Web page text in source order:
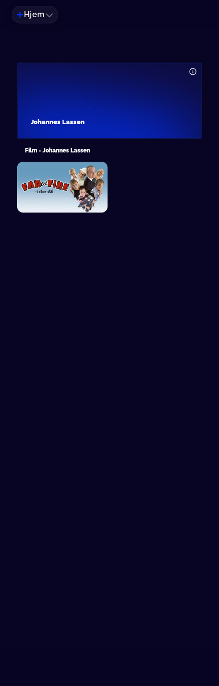
Hjem
Johannes Lassen
Film - Johannes Lassen